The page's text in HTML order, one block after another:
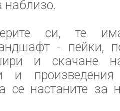
наблизо.
си, те
- пейки,
и скачане
и произведения
се настаните за